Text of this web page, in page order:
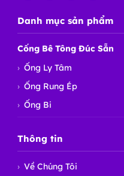
Danh mục sản phẩm
Cống Bê Tông Đúc Sẵn
Ống Ly Tâm
Ống Rung Ép
Ống Bi
Thông tin
Về Chúng Tôi